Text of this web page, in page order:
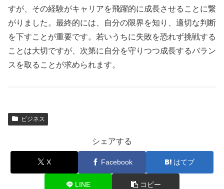
すが、その経験がキャリアを飛躍的に成長させることに繋
がりました。最終的には、自分の限界を知り、適切な判断
を下すことが重要です。若いうちに失敗を恐れず挑戦する
ことは大切ですが、次第に自分を守りつつ成長するバラン
スを取ることが求められます。
ビジネス
シェアする
X Facebook はてブ
LINE コピー